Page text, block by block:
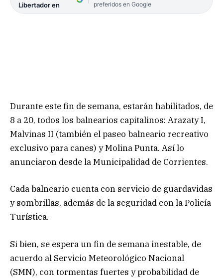
Libertador en
preferidos en Google
Durante este fin de semana, estarán habilitados, de
8 a 20, todos los balnearios capitalinos: Arazaty I,
Malvinas II (también el paseo balneario recreativo
exclusivo para canes) y Molina Punta. Así lo
anunciaron desde la Municipalidad de Corrientes.
Cada balneario cuenta con servicio de guardavidas
y sombrillas, además de la seguridad con la Policía
Turística.
Si bien, se espera un fin de semana inestable, de
acuerdo al Servicio Meteorológico Nacional
(SMN), con tormentas fuertes y probabilidad de